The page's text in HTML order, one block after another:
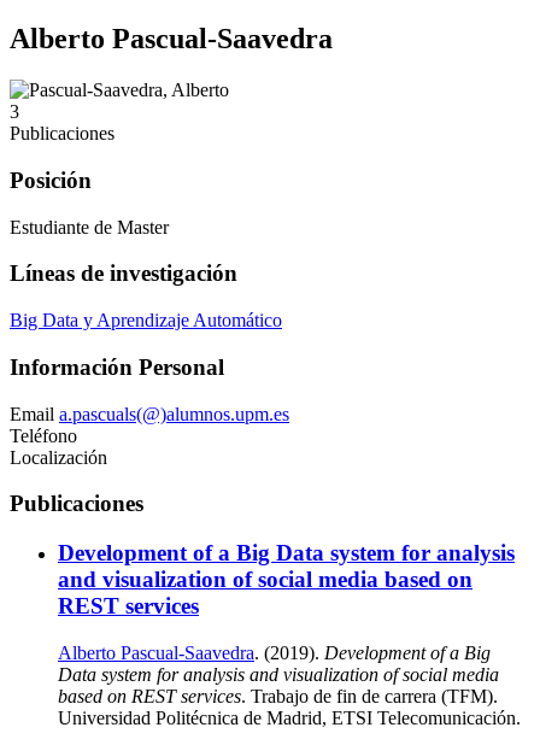
Alberto Pascual-Saavedra
3
Publicaciones
Posición
Estudiante de Master
Líneas de investigación
Big Data y Aprendizaje Automático
Información Personal
Email a.pascuals(@)alumnos.upm.es
Teléfono
Localización
Publicaciones
Development of a Big Data system for analysis
and visualization of social media based on
REST services
Alberto Pascual-Saavedra. (2019). Development of a Big
Data system for analysis and visualization of social media
based on REST services. Trabajo de fin de carrera (TFM).
Universidad Politécnica de Madrid, ETSI Telecomunicación.